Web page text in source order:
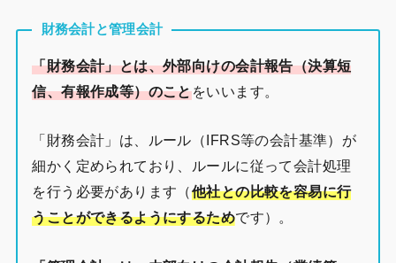
財務会計と管理会計
「財務会計」とは、外部向けの会計報告（決算短
信、有報作成等）のことをいいます。
「財務会計」は、ルール（IFRS等の会計基準）が
細かく定められており、ルールに従って会計処理
を行う必要があります（他社との比較を容易に行
うことができるようにするためです）。